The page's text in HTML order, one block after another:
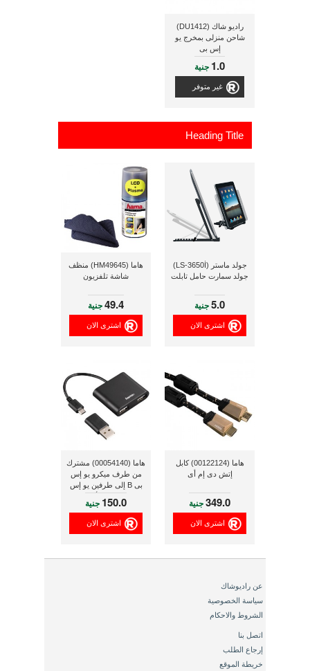
راديو شاك (DU1412)
شاحن منزلى بمخرج يو
إس بى
1.0 جنية
غير متوفر
Heading Title
جولد ماستر (LS-3650İ)
جولد سمارت حامل تابلت
5.0جنية
اشترى الان
هاما (HM49645) منظف
شاشة تلفزيون
49.4جنية
اشترى الان
هاما (00122124) كابل
إتش دى إم أى
349.0جنية
اشترى الان
هاما (00054140) مشترك
من طرف ميكرو يو إس
بى B إلى طرفين يو إس
بىA (2.0) لأجهزة
التليفون المحمول الذكية
وأجهزة الكمبيوتر وأجهزة
التابلت
150.0 جنية
اشترى الان
عن راديوشاك
سياسة الخصوصية
الشروط والاحكام
اتصل بنا
إرجاع الطلب
خريطة الموقع